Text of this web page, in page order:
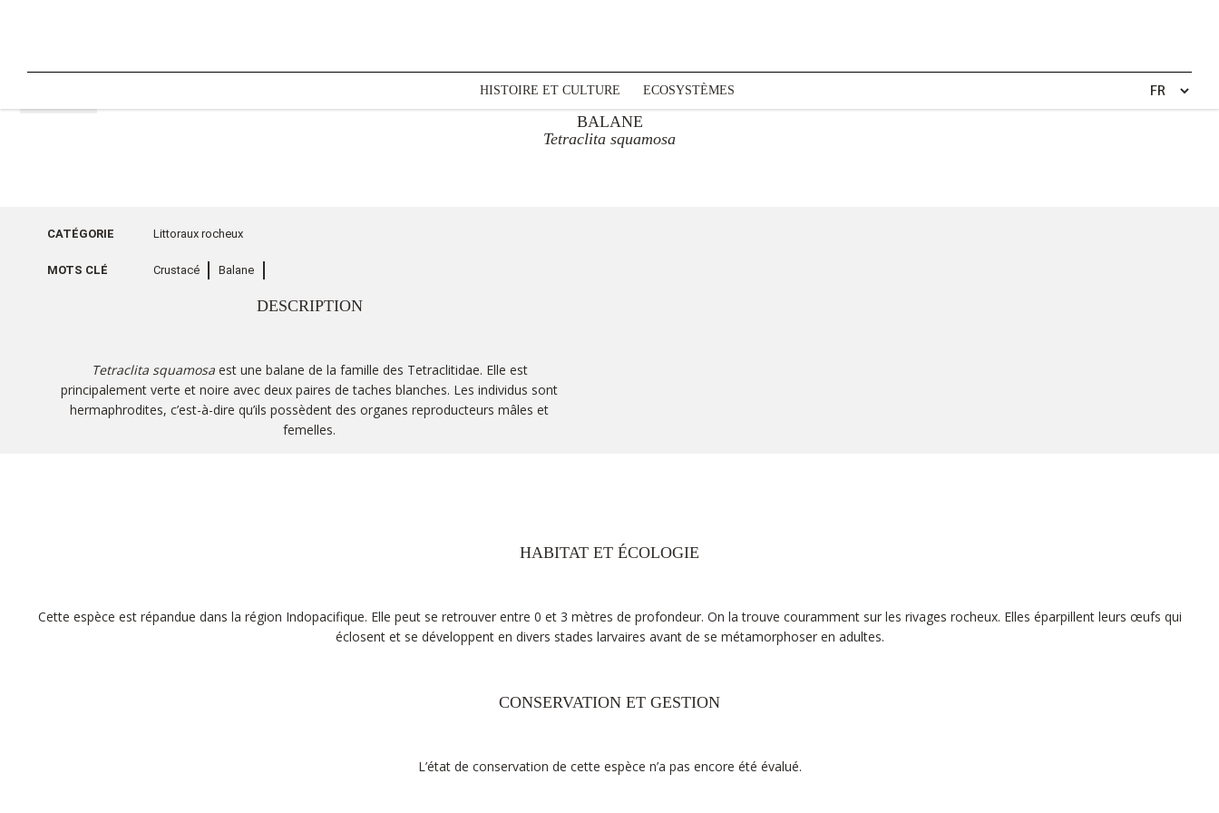
HISTOIRE ET CULTURE ECOSYSTÈMES
BALANE
Tetraclita squamosa
CATÉGORIE Littoraux rocheux
MOTS CLÉ Crustacé Balane
DESCRIPTION
Tetraclita squamosaest une balane de la famille des Tetraclitidae. Elle est
principalement verte et noire avec deux paires de taches blanches. Les individus sont
hermaphrodites, c’est-à-dire qu’ils possèdent des organes reproducteurs mâles et
femelles.
HABITAT ET ÉCOLOGIE
Cette espèce est répandue dans la région Indopacifique. Elle peut se retrouver entre 0 et 3 mètres de profondeur. On la trouve couramment sur les rivages rocheux. Elles éparpillent leurs œufs qui
éclosent et se développent en divers stades larvaires avant de se métamorphoser en adultes.
CONSERVATION ET GESTION
L’état de conservation de cette espèce n’a pas encore été évalué.